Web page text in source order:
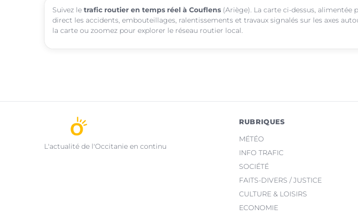
Suivez le trafic routier en temps réel à Couflens (Ariège). La carte ci-dessus, alimentée
direct les accidents, embouteillages, ralentissements et travaux signalés sur les axes
la carte ou zoomez pour explorer le réseau routier local.
L'actualité de l'Occitanie en continu
RUBRIQUES
MÉTÉO
INFO TRAFIC
SOCIÉTÉ
FAITS-DIVERS / JUSTICE
CULTURE & LOISIRS
ECONOMIE